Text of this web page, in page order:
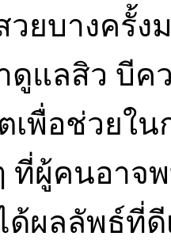
ยบางครั้ง
ดูแลสิว บีค
เพื่อช่วยใ
ที่ผู้คนอาจ
ผลลัพธ์ที่ดี